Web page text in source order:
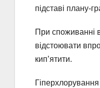
підставі плану-
При споживанні
відстоювати
кип’ятити.